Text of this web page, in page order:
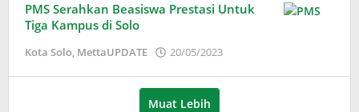
PMS Serahkan Beasiswa Prestasi Untuk
Tiga Kampus di Solo
Kota Solo, MettaUPDATE 20/05/2023
Muat Lebih